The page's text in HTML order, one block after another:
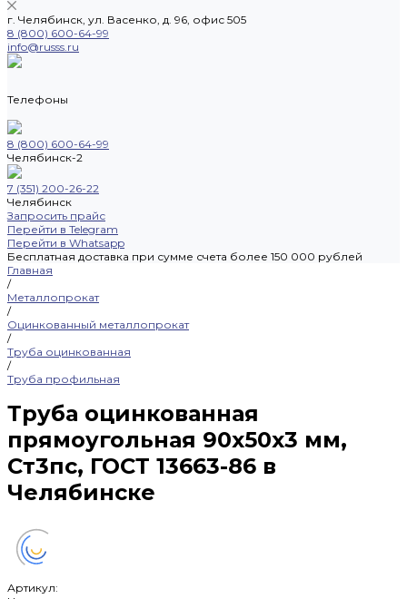
г. Челябинск, ул. Васенко, д. 96, офис 505
8 (800) 600-64-99
info@russs.ru
Телефоны
8 (800) 600-64-99
Челябинск-2
7 (351) 200-26-22
Челябинск
Запросить прайс
Перейти в Telegram
Перейти в Whatsapp
Бесплатная доставка при сумме счета более 150 000 рублей
Главная
/
Металлопрокат
/
Оцинкованный металлопрокат
/
Труба оцинкованная
/
Труба профильная
Труба оцинкованная
прямоугольная 90х50х3 мм,
Ст3пс, ГОСТ 13663-86 в
Челябинске
Артикул: